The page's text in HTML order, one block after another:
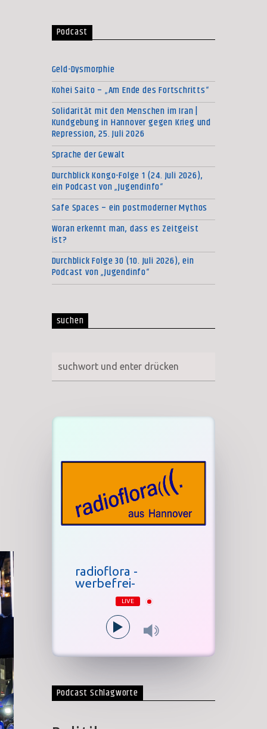
Podcast
Geld-Dysmorphie
Kohei Saito – „Am Ende des Fortschritts“
Solidarität mit den Menschen im Iran |
Kundgebung in Hannover gegen Krieg und
Repression, 25. Juli 2026
Sprache der Gewalt
Durchblick Kongo-Folge 1 (24. Juli 2026),
ein Podcast von „Jugendinfo“
Safe Spaces – ein postmoderner Mythos
Woran erkennt man, dass es Zeitgeist
ist?
Durchblick Folge 30 (10. Juli 2026), ein
Podcast von „Jugendinfo“
suchen
radioflora -
werbefrei-
LIVE
Podcast Schlagworte